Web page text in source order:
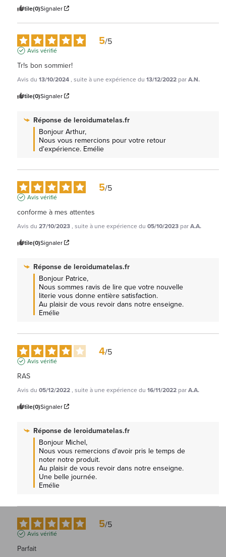
Utile(0)Signaler
5/5
Avis vérifié
Tr!s bon sommier!
Avis du 13/10/2024, suite à une expérience du 13/12/2022 parA.N.
Utile(0)Signaler
Réponse de leroidumatelas.fr
Bonjour Arthur,
Nous vous remercions pour votre retour
d'expérience. Emélie
5/5
Avis vérifié
conforme à mes attentes
Avis du 27/10/2023, suite à une expérience du 05/10/2023 parA.A.
Utile(0)Signaler
Réponse de leroidumatelas.fr
Bonjour Patrice,
Nous sommes ravis de lire que votre nouvelle
literie vous donne entière satisfaction.
Au plaisir de vous revoir dans notre enseigne.
Emélie
4/5
Avis vérifié
RAS
Avis du 05/12/2022, suite à une expérience du 16/11/2022 parA.A.
Utile(0)Signaler
Réponse de leroidumatelas.fr
Bonjour Michel,
Nous vous remercions d'avoir pris le temps de
noter notre produit.
Au plaisir de vous revoir dans notre enseigne.
Une belle journée.
Emélie
5/5
Avis vérifié
Parfait